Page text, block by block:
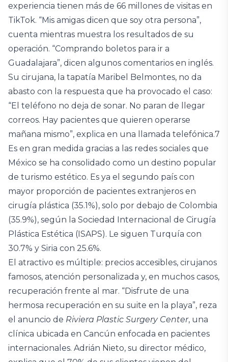
experiencia tienen más de 66 millones de visitas en
TikTok. “Mis amigas dicen que soy otra persona”,
cuenta mientras muestra los resultados de su
operación. “Comprando boletos para ir a
Guadalajara”, dicen algunos comentarios en inglés.
Su cirujana, la tapatía Maribel Belmontes, no da
abasto con la respuesta que ha provocado el caso:
“El teléfono no deja de sonar. No paran de llegar
correos. Hay pacientes que quieren operarse
mañana mismo”, explica en una llamada telefónica.7
Es en gran medida gracias a las redes sociales que
México se ha consolidado como un destino popular
de turismo estético. Es ya el segundo país con
mayor proporción de pacientes extranjeros en
cirugía plástica (35.1%), solo por debajo de Colombia
(35.9%), según la Sociedad Internacional de Cirugía
Plástica Estética (ISAPS). Le siguen Turquía con
30.7% y Siria con 25.6%.
El atractivo es múltiple: precios accesibles, cirujanos
famosos, atención personalizada y, en muchos casos,
recuperación frente al mar. “Disfrute de una
hermosa recuperación en su suite en la playa”, reza
el anuncio de Riviera Plastic Surgery Center, una
clínica ubicada en Cancún enfocada en pacientes
internacionales. Adrián Nieto, su director médico,